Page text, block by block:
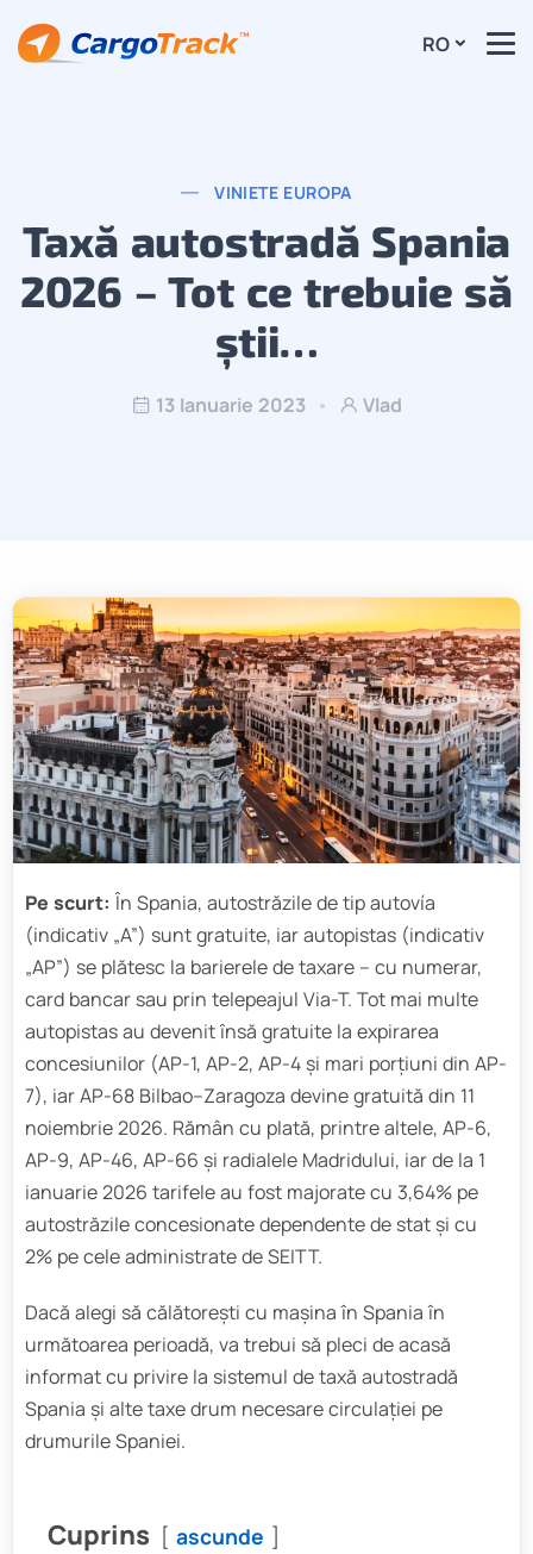
RO
VINIETE EUROPA
Taxă autostradă Spania
2026 – Tot ce trebuie să
știi…
13 Ianuarie 2023 Vlad
Pe scurt: În Spania, autostrăzile de tip autovía
(indicativ „A”) sunt gratuite, iar autopistas (indicativ
„AP”) se plătesc la barierele de taxare – cu numerar,
card bancar sau prin telepeajul Via-T. Tot mai multe
autopistas au devenit însă gratuite la expirarea
concesiunilor (AP-1, AP-2, AP-4 și mari porțiuni din AP-
7), iar AP-68 Bilbao–Zaragoza devine gratuită din 11
noiembrie 2026. Rămân cu plată, printre altele, AP-6,
AP-9, AP-46, AP-66 și radialele Madridului, iar de la 1
ianuarie 2026 tarifele au fost majorate cu 3,64% pe
autostrăzile concesionate dependente de stat și cu
2% pe cele administrate de SEITT.
Dacă alegi să călătorești cu mașina în Spania în
următoarea perioadă, va trebui să pleci de acasă
informat cu privire la sistemul de taxă autostradă
Spania și alte taxe drum necesare circulației pe
drumurile Spaniei.
Cuprins ascunde